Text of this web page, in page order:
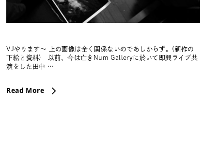
VJやります〜 上の画像は全く関係ないのであしからず。(新作の
下絵と資料) 以前、今は亡きNum Galleryに於いて即興ライブ共
演をした田中 …
Read More